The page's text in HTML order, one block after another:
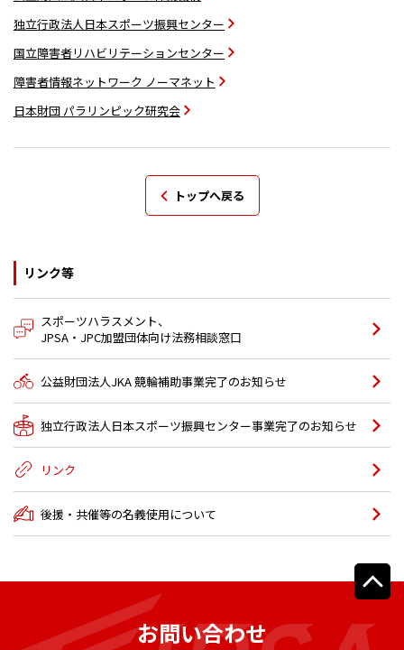
独立行政法人日本スポーツ振興センター
国立障害者リハビリテーションセンター
障害者情報ネットワーク ノーマネット
日本財団 パラリンピック研究会
トップへ戻る
リンク等
スポーツハラスメント、
JPSA・JPC加盟団体向け法務相談窓口
公益財団法人JKA 競輪補助事業完了のお知らせ
独立行政法人日本スポーツ振興センター事業完了のお知らせ
リンク
後援・共催等の名義使用について
お問い合わせ